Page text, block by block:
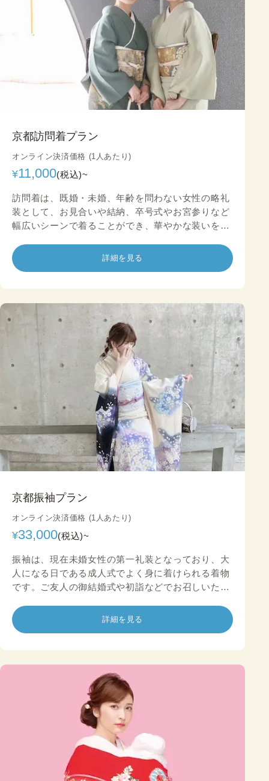
京都訪問着プラン
オンライン決済価格 (1人あたり)
¥11,000(税込)~
訪問着は、既婚・未婚、年齢を問わない女性の略礼
装として、お見合いや結納、卒号式やお宮参りなど
幅広いシーンで着ることができ、華やかな装いをお
詳細を見る
京都振袖プラン
オンライン決済価格 (1人あたり)
¥33,000(税込)~
振袖は、現在未婚女性の第一礼装となっており、大
人になる日である成人式でよく身に着けられる着物
です。ご友人の御結婚式や初詣などでお召しいただ
詳細を見る